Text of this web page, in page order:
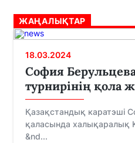
ЖАҢАЛЫҚТАР
18.03.2024
София
турнирінің қола
Қазақстандық каратэші
қаласында халықаралық
&nd...